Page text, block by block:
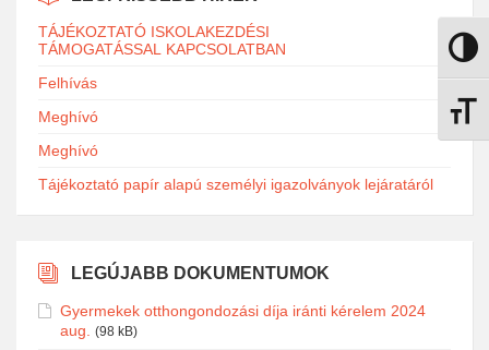
Nagy
TÁJÉKOZTATÓ ISKOLAKEZDÉSI
TÁMOGATÁSSAL KAPCSOLATBAN
Felhívás
Meghívó
Meghívó
Tájékoztató papír alapú személyi igazolványok lejáratáról
LEGÚJABB DOKUMENTUMOK
Gyermekek otthongondozási díja iránti kérelem 2024
aug.
(98 kB)